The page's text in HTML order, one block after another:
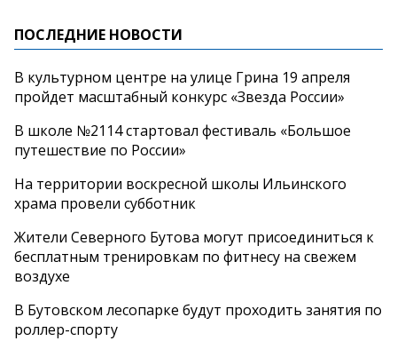
ПОСЛЕДНИЕ НОВОСТИ
В культурном центре на улице Грина 19 апреля
пройдет масштабный конкурс «Звезда России»
В школе №2114 стартовал фестиваль «Большое
путешествие по России»
На территории воскресной школы Ильинского
храма провели субботник
Жители Северного Бутова могут присоединиться к
бесплатным тренировкам по фитнесу на свежем
воздухе
В Бутовском лесопарке будут проходить занятия по
роллер-спорту